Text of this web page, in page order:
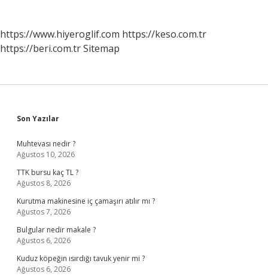
https://www.hiyeroglif.com https://keso.com.tr
https://beri.com.trSitemap
Sidebar
Son Yazılar
Muhtevası nedir ?
Ağustos 10, 2026
TTK bursu kaç TL ?
Ağustos 8, 2026
Kurutma makinesine iç çamaşırı atılır mı ?
Ağustos 7, 2026
Bulgular nedir makale ?
Ağustos 6, 2026
Kuduz köpeğin ısırdığı tavuk yenir mi ?
Ağustos 6, 2026